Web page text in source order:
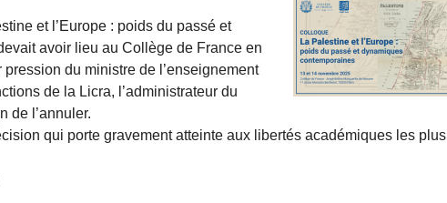
et l’Europe : poids du passé et
avoir lieu au Collège de France en
du ministre de l’enseignement
de la Licra, l’administrateur du
de l’annuler.
qui porte gravement atteinte aux libertés académiques les plus